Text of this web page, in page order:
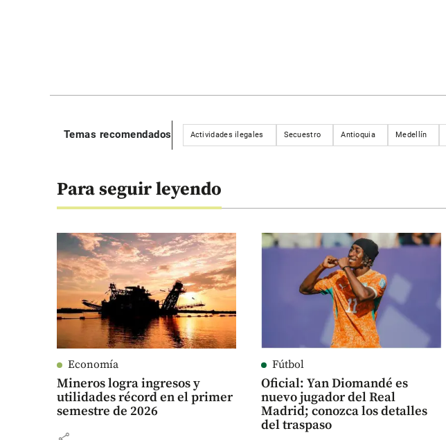
Temas recomendados Actividades ilegales Secuestro Antioquia Medellín
Para seguir leyendo
Economía
Mineros logra ingresos y
utilidades récord en el primer
semestre de 2026
Fútbol
Oficial: Yan Diomandé es
nuevo jugador del Real
Madrid; conozca los detalles
del traspaso